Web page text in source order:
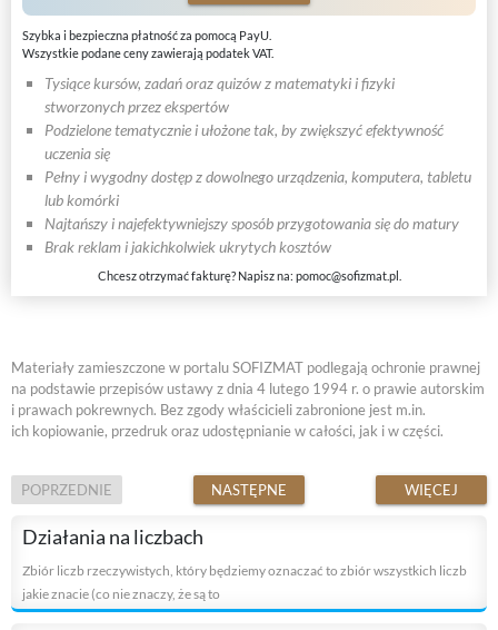
Szybka i bezpieczna płatność za pomocą PayU.
Wszystkie podane ceny zawierają podatek VAT.
Tysiące kursów, zadań oraz quizów z matematyki i fizyki
stworzonych przez ekspertów
Podzielone tematycznie i ułożone tak, by zwiększyć efektywność
uczenia się
Pełny i wygodny dostęp z dowolnego urządzenia, komputera, tabletu
lub komórki
Najtańszy i najefektywniejszy sposób przygotowania się do matury
Brak reklam i jakichkolwiek ukrytych kosztów
Chcesz otrzymać fakturę? Napisz na: pomoc@sofizmat.pl
Materiały zamieszczone w portalu SOFIZMAT podlegają ochronie prawnej
na podstawie przepisów ustawy z dnia 4 lutego 1994 r. o prawie autorskim
i prawach pokrewnych. Bez zgody właścicieli zabronione jest m.in.
ich kopiowanie, przedruk oraz udostępnianie w całości, jak i w części.
POPRZEDNIE NASTĘPNE WIĘCEJ
Działania na liczbach
Zbiór liczb rzeczywistych, który będziemy oznaczać to zbiór wszystkich liczb
jakie znacie (co nie znaczy, że są to